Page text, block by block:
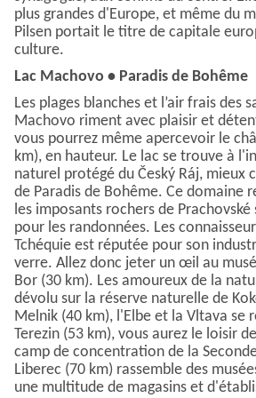
plus grandes d'Europe, et même du
Pilsen portait le titre de capitale
culture.
Lac Machovo • Paradis de Bohême
Les plages blanches et l’air frais des
Machovo riment avec plaisir et
vous pourrez même apercevoir le
km), en hauteur. Le lac se trouve à
naturel protégé du Český Ráj, mieux
de Paradis de Bohême. Ce domaine
les imposants rochers de Prachovské
pour les randonnées. Les
Tchéquie est réputée pour son
verre. Allez donc jeter un œil au
Bor (30 km). Les amoureux de la
dévolu sur la réserve naturelle de
Melnik (40 km), l'Elbe et la Vltava se
Terezin (53 km), vous aurez le loisir
camp de concentration de la
Liberec (70 km) rassemble des
une multitude de magasins et